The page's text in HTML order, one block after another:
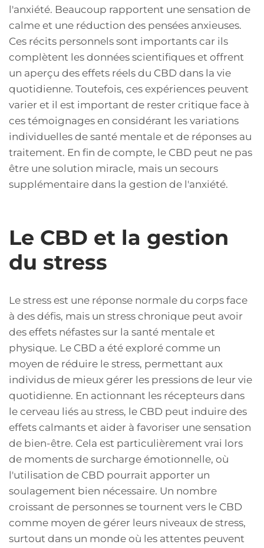
l'anxiété. Beaucoup rapportent une sensation de
calme et une réduction des pensées anxieuses.
Ces récits personnels sont importants car ils
complètent les données scientifiques et offrent
un aperçu des effets réels du CBD dans la vie
quotidienne. Toutefois, ces expériences peuvent
varier et il est important de rester critique face à
ces témoignages en considérant les variations
individuelles de santé mentale et de réponses au
traitement. En fin de compte, le CBD peut ne pas
être une solution miracle, mais un secours
supplémentaire dans la gestion de l'anxiété.
Le CBD et la gestion
du stress
Le stress est une réponse normale du corps face
à des défis, mais un stress chronique peut avoir
des effets néfastes sur la santé mentale et
physique. Le CBD a été exploré comme un
moyen de réduire le stress, permettant aux
individus de mieux gérer les pressions de leur vie
quotidienne. En actionnant les récepteurs dans
le cerveau liés au stress, le CBD peut induire des
effets calmants et aider à favoriser une sensation
de bien-être. Cela est particulièrement vrai lors
de moments de surcharge émotionnelle, où
l'utilisation de CBD pourrait apporter un
soulagement bien nécessaire. Un nombre
croissant de personnes se tournent vers le CBD
comme moyen de gérer leurs niveaux de stress,
surtout dans un monde où les attentes peuvent